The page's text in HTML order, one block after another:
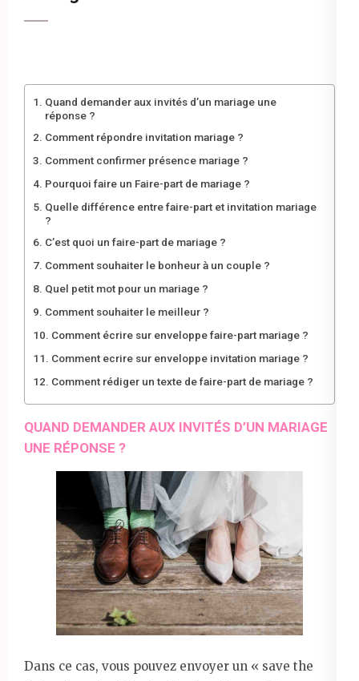
Quand demander aux invités d’un mariage une
réponse ?
Comment répondre invitation mariage ?
Comment confirmer présence mariage ?
Pourquoi faire un Faire-part de mariage ?
Quelle différence entre faire-part et invitation mariage
?
C’est quoi un faire-part de mariage ?
Comment souhaiter le bonheur à un couple ?
Quel petit mot pour un mariage ?
Comment souhaiter le meilleur ?
Comment écrire sur enveloppe faire-part mariage ?
Comment ecrire sur enveloppe invitation mariage ?
Comment rédiger un texte de faire-part de mariage ?
QUAND DEMANDER AUX INVITÉS D’UN MARIAGE
UNE RÉPONSE ?
Dans ce cas, vous pouvez envoyer un « save the